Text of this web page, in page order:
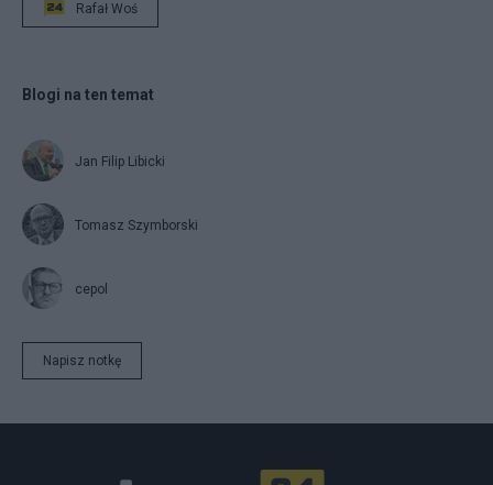
Rafał Woś
Blogi na ten temat
Jan Filip Libicki
Tomasz Szymborski
cepol
Napisz notkę